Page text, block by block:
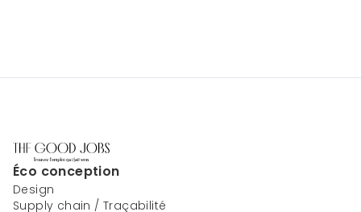
Éco conception
Design
Supply chain / Traçabilité